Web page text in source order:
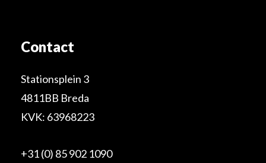
Contact
Stationsplein 3
4811BB Breda
KVK: 63968223
+31 (0) 85 902 1090